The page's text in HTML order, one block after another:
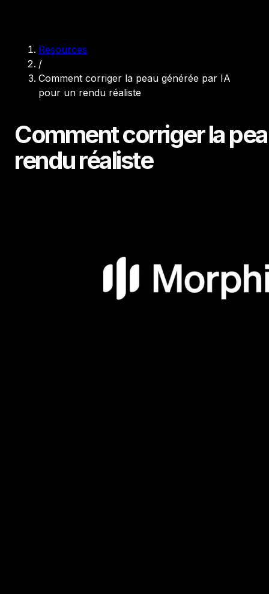
Resources
/
Comment corriger la peau générée par IA
pour un rendu réaliste
Comment corriger la
rendu réaliste